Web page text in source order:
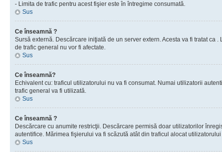
- Limita de trafic pentru acest fişier este în întregime consumată.
Sus
Ce înseamnă ?
Sursă externă. Descărcare iniţiată de un server extern. Acesta va fi tratat ca
de trafic general nu vor fi afectate.
Sus
Ce înseamnă?
Echivalent cu: traficul utilizatorului nu va fi consumat. Numai utilizatorii
trafic general va fi utilizată.
Sus
Ce înseamnă ?
Descărcare cu anumite restricţii. Descărcare permisă doar utilizatorilor
autentifice. Mărimea fişierului va fi scăzută atât din traficul alocat
Sus